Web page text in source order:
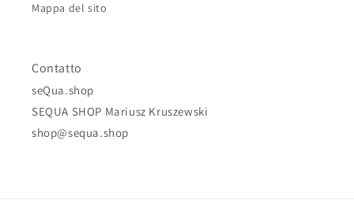
Mappa del sito
Contatto
seQua.shop
SEQUA SHOP Mariusz Kruszewski
shop@sequa.shop